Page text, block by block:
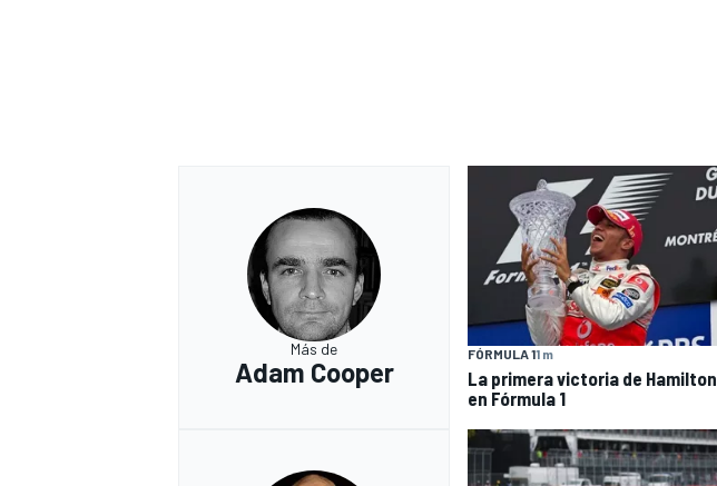
Más de
Adam Cooper
FÓRMULA 11 m
La primera victoria de Hamilton
en Fórmula 1